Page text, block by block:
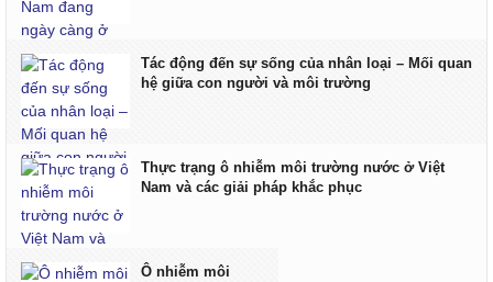
Tác động đến sự sống của nhân loại – Mối quan
hệ giữa con người và môi trường
Thực trạng ô nhiễm môi trường nước ở Việt
Nam và các giải pháp khắc phục
Ô nhiễm môi